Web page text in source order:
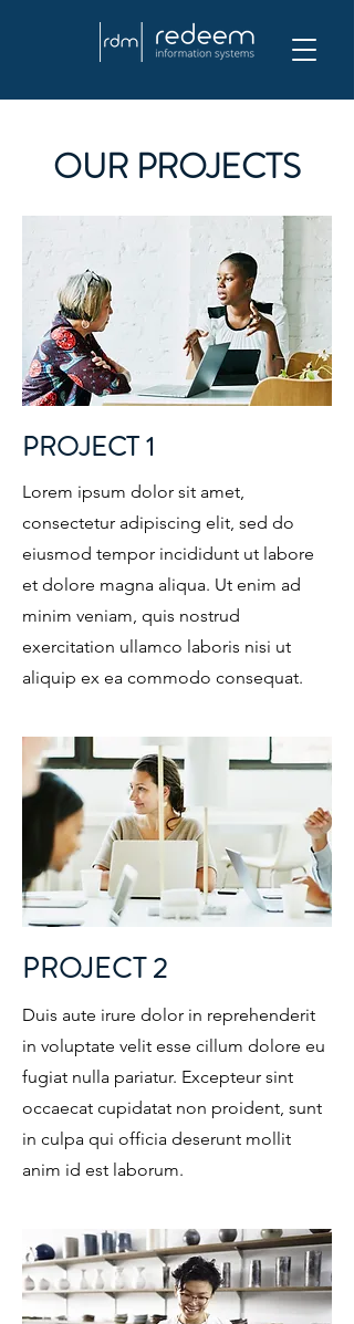
OUR PROJECTS
PROJECT 1
Lorem ipsum dolor sit amet,
consectetur adipiscing elit, sed do
eiusmod tempor incididunt ut labore
et dolore magna aliqua. Ut enim ad
minim veniam, quis nostrud
exercitation ullamco laboris nisi ut
aliquip ex ea commodo consequat.
PROJECT 2
Duis aute irure dolor in reprehenderit
in voluptate velit esse cillum dolore eu
fugiat nulla pariatur. Excepteur sint
occaecat cupidatat non proident, sunt
in culpa qui officia deserunt mollit
anim id est laborum.